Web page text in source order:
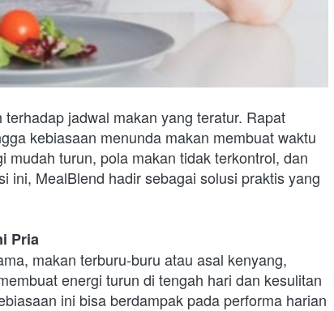
jadwal makan yang teratur. Rapat
kebiasaan menunda makan membuat waktu
turun, pola makan tidak terkontrol, dan
ini, MealBlend hadir sebagai solusi praktis yang
Pria
makan terburu-buru atau asal kenyang,
energi turun di tengah hari dan kesulitan
ini bisa berdampak pada performa harian